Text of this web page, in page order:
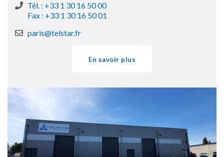
Tél. : +33 1 30 16 50 00
Fax : +33 1 30 16 50 01
paris@telstar.fr
En savoir plus